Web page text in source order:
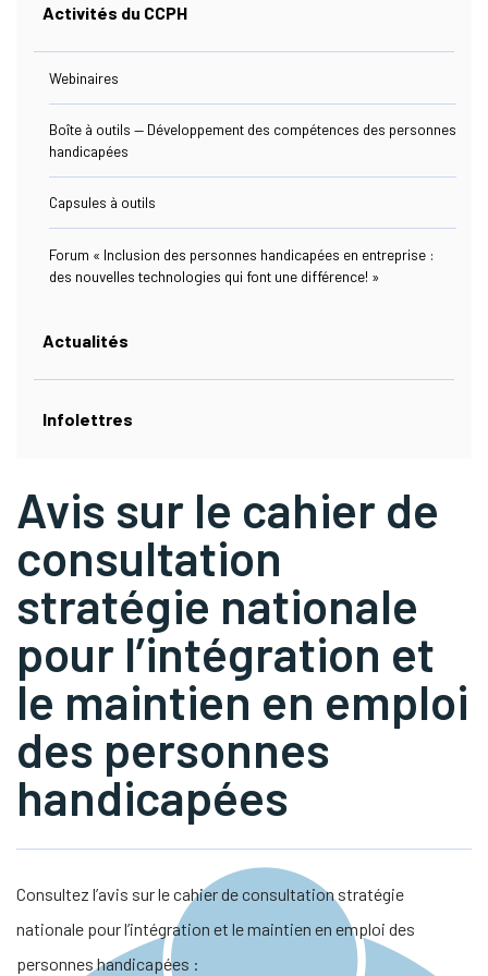
Ressources
Nous Joindre
Will Open In A New Window)
Will Open In A New Window)
Activités du CCPH
Webinaires
Boîte à outils — Développement des compétences des personnes
handicapées
Capsules à outils
Forum « Inclusion des personnes handicapées en entreprise :
des nouvelles technologies qui font une différence! »
Actualités
Infolettres
Avis sur le cahier de
consultation
stratégie nationale
pour l’intégration et
le maintien en emploi
des personnes
handicapées
Consultez l’avis sur le cahier de consultation stratégie
nationale pour l’intégration et le maintien en emploi des
personnes handicapées :